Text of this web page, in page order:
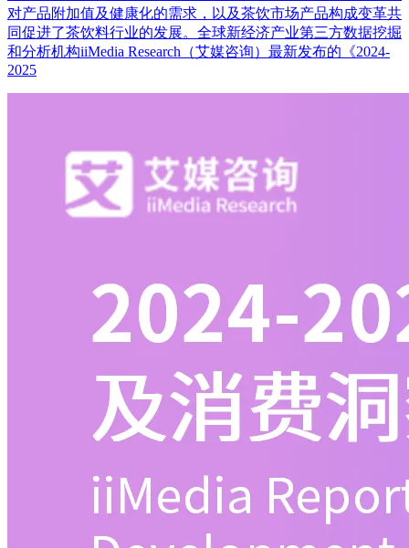
对产品附加值及健康化的需求，以及茶饮市场产品构成变革共
同促进了茶饮料行业的发展。全球新经济产业第三方数据挖掘
和分析机构iiMedia Research（艾媒咨询）最新发布的《2024-
2025